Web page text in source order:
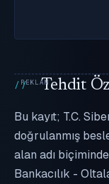
Tehdit
Bu kayıt; T.C.
doğrulanmış
alan adı
Bankacılık -